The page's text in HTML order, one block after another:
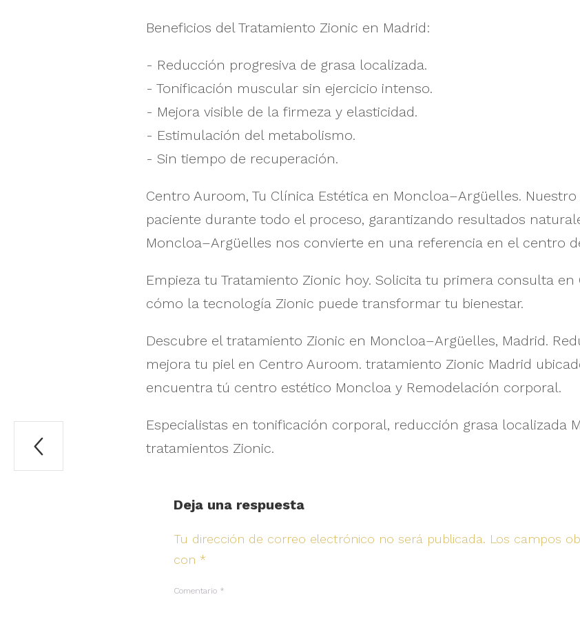
Beneficios del Tratamiento Zionic en Madrid:
- Reducción progresiva de grasa localizada.
- Tonificación muscular sin ejercicio intenso.
- Mejora visible de la firmeza y elasticidad.
- Estimulación del metabolismo.
- Sin tiempo de recuperación.
Centro Auroom, Tu Clínica Estética en Moncloa–Argüelles.
paciente durante todo el proceso, garantizando resultados
Moncloa–Argüelles nos convierte en una referencia en el centro
Empieza tu Tratamiento Zionic hoy. Solicita tu primera consulta
cómo la tecnología Zionic puede transformar tu bienestar.
Descubre el tratamiento Zionic en Moncloa–Argüelles, Madrid.
mejora tu piel en Centro Auroom. tratamiento Zionic Madrid
encuentra tú centro estético Moncloa y Remodelación corporal.
Especialistas en tonificación corporal, reducción grasa localizada
tratamientos Zionic.
Deja una respuesta
Tu dirección de correo electrónico no será publicada. Los campos
con *
Comentario *
